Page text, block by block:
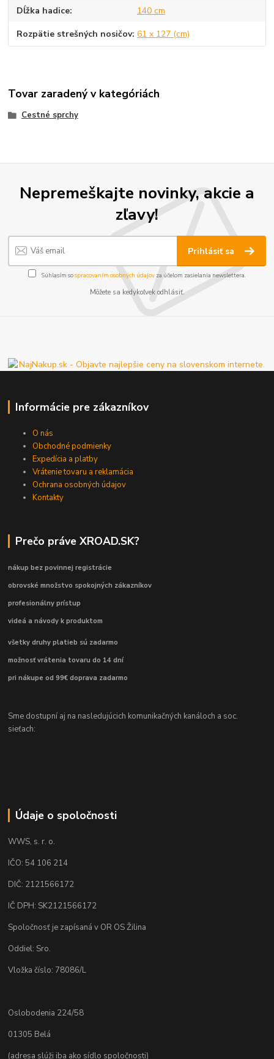
Dĺžka hadice 140 cm
Rozpätie strešných nosičov 61 x 127 (cm)
Tovar zaradený v kategóriách
Cestné sprchy
Nepremeškajte novinky, akcie a
zľavy!
Prihlásiť sa
Súhlasím sospracovaním osobných údajov za účelom zasielania newslettera.
Môžete sa kedykoľvek odhlásiť.
Informácie pre zákazníkov
O nás
Obchodné podmienky
Expedícia a platby
Vrátenie tovaru a reklamácia
Ochrana osobných údajov
Kontakty
Prečo práve XROAD.SK?
nákup bez povinnej registrácie
obrovské množstvo spokojných zákazníkov
profesionálny prístup
videá a návody k produktom
všetky druhy platieb sú zadarmo
možnosť vrátenia tovaru do 14 dní
pri nákupe od 99€ doprava zadarmo
Sme dostupní aj na nasledujúcich komunikačných kanáloch a soc.
sieťach:
Údaje o spoločnosti
WWS, s. r. o.
IČO: 54 106 214
DIČ: 2121566172
IČ DPH: SK2121566172
Spoločnosť je zapísaná v OR OS Žilina
Oddiel: Sro.
Vložka číslo: 78086/L
Oslobodenia 224/58
01305 Belá
(adresa slúži iba ako sídlo spoločnosti)